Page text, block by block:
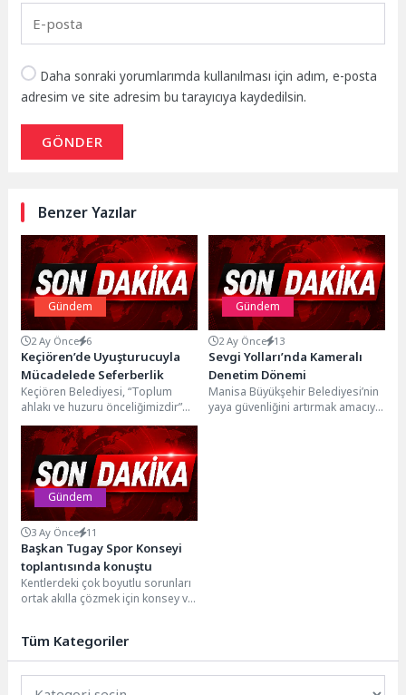
Daha sonraki yorumlarımda kullanılması için adım, e-posta
adresim ve site adresim bu tarayıcıya kaydedilsin.
GÖNDER
Benzer Yazılar
Gündem
2 Ay Önce 6
Keçiören’de Uyuşturucuyla
Mücadelede Seferberlik
Keçiören Belediyesi, “Toplum
ahlakı ve huzuru önceliğimizdir”
sloganıyla toplum huzurunu ve
kamu güvenliğini korumak
amacıyla...
Gündem
2 Ay Önce 13
Sevgi Yolları’nda Kameralı
Denetim Dönemi
Manisa Büyükşehir Belediyesi’nin
yaya güvenliğini artırmak amacıyla
Gündem
3 Ay Önce 11
Başkan Tugay Spor Konseyi
toplantısında konuştu
Kentlerdeki çok boyutlu sorunları
ortak akılla çözmek için konsey ve
Tüm Kategoriler